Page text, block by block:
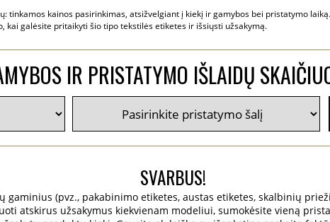
tinkamos kainos pasirinkimas, atsižvelgiant į kiekį ir gamybos bei pristatymo
kai galėsite pritaikyti šio tipo tekstilės etiketes ir išsiųsti užsakymą.
IR PRISTATYMO IŠLAIDŲ
SVARBUS!
gaminius (pvz., pakabinimo etiketes, austas etiketes, skalbinių
atskirus užsakymus kiekvienam modeliui, sumokėsite vieną